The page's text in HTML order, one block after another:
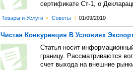
сертификате Ст-1, о
Товары и Услуги > Советы l 01/09/2010
Чистая Конкуренция В Условиях
Статья носит
границу. Рассматриваются
счет выхода на внешние